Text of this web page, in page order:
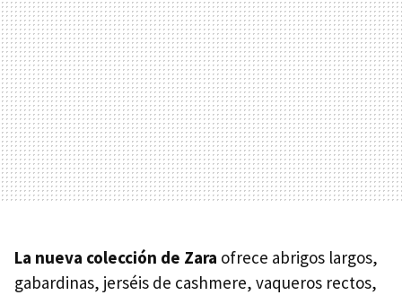
La nueva colección de Zara ofrece abrigos largos,
gabardinas, jerséis de cashmere, vaqueros rectos,